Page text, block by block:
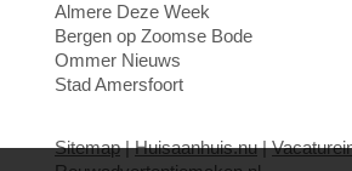
Almere Deze Week
Bergen op Zoomse Bode
Ommer Nieuws
Stad Amersfoort
Sitemap|Huisaanhuis.nu|